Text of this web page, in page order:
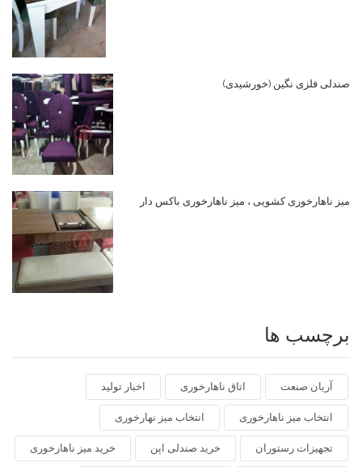
صندلی فلزی نگین (خورشیدی)
میز ناهارخوری کشویی ، میز ناهارخوری باکس دار
برچسب ها
آریان صنعت اتاق ناهارخوری اخبار تولید
انتخاب میز ناهارخوری انتخاب میز نهارخوری
تجهیزات رستوران خرید صندلی اپن خرید میز ناهارخوری